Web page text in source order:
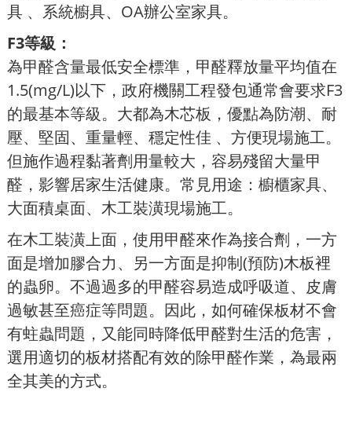
具 、系統櫥具、OA辦公室家具。
F3等級：
為甲醛含量最低安全標準，甲醛釋放量平均值在
1.5(mg/L)以下，政府機關工程發包通常會要求F3
的最基本等級。大都為木芯板，優點為防潮、耐
壓、堅固、重量輕、穩定性佳 、方便現場施工。
但施作過程黏著劑用量較大，容易殘留大量甲
醛，影響居家生活健康。常見用途：櫥櫃家具、
大面積桌面、木工裝潢現場施工。
在木工裝潢上面，使用甲醛來作為接合劑，一方
面是增加膠合力、另一方面是抑制(預防)木板裡
的蟲卵。不過過多的甲醛容易造成呼吸道、皮膚
過敏甚至癌症等問題。因此，如何確保板材不會
有蛀蟲問題，又能同時降低甲醛對生活的危害，
選用適切的板材搭配有效的除甲醛作業，為最兩
全其美的方式。